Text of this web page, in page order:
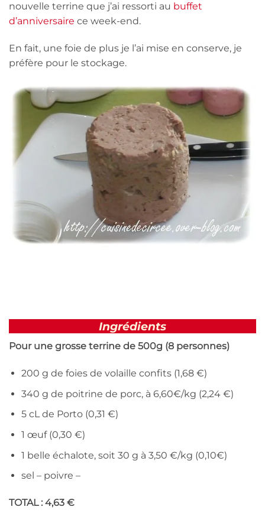
nouvelle terrine que j’ai ressorti au buffet
d’anniversaire ce week-end.
En fait, une foie de plus je l’ai mise en conserve, je
préfère pour le stockage.
Ingrédients
Pour une grosse terrine de 500g (8 personnes)
200 g de foies de volaille confits (1,68 €)
340 g de poitrine de porc, à 6,60€/kg (2,24 €)
5 cL de Porto (0,31 €)
1 œuf (0,30 €)
1 belle échalote, soit 30 g à 3,50 €/kg (0,10€)
sel – poivre –
TOTAL : 4,63 €